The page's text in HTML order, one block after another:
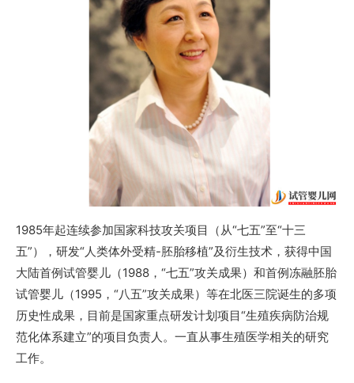
1985年起连续参加国家科技攻关项目（从“七五”至“十三
五”），研发“人类体外受精-胚胎移植”及衍生技术，获得中国
大陆首例试管婴儿（1988，“七五”攻关成果）和首例冻融胚胎
试管婴儿（1995，“八五”攻关成果）等在北医三院诞生的多项
历史性成果，目前是国家重点研发计划项目“生殖疾病防治规
范化体系建立”的项目负责人。一直从事生殖医学相关的研究
工作。